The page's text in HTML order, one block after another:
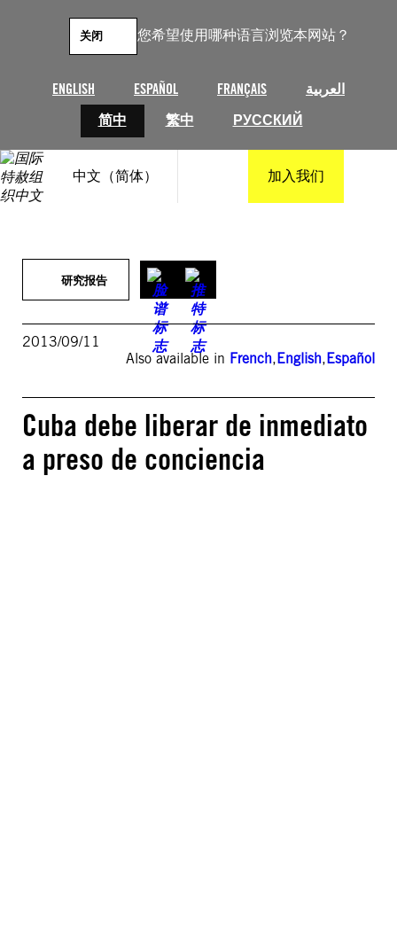
您希望使用哪种语言浏览本网站？
ENGLISH ESPAÑOL FRANÇAIS
العربية
简中
繁中 РУССКИЙ
关闭
中文（简体） 加入我们
研究报告
2013/09/11
Also available in French,English,Español
Cuba debe liberar de inmediato
a preso de conciencia